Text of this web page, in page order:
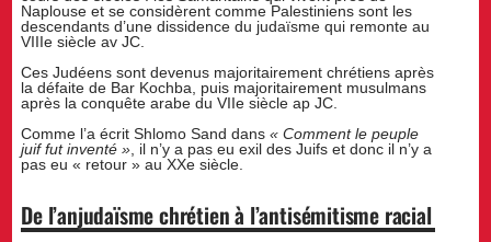
Naplouse et se considèrent comme Palestiniens sont les
descendants d’une dissidence du judaïsme qui remonte au
VIIIe siècle av JC.
Ces Judéens sont devenus majoritairement chrétiens après
la défaite de Bar Kochba, puis majoritairement musulmans
après la conquête arabe du VIIe siècle ap JC.
Comme l’a écrit Shlomo Sand dans« Comment le peuple
juif fut inventé », il n’y a pas eu exil des Juifs et donc il n’y a
pas eu « retour » au XXe siècle.
De l’anjudaïsme chrétien à l’antisémitisme racial